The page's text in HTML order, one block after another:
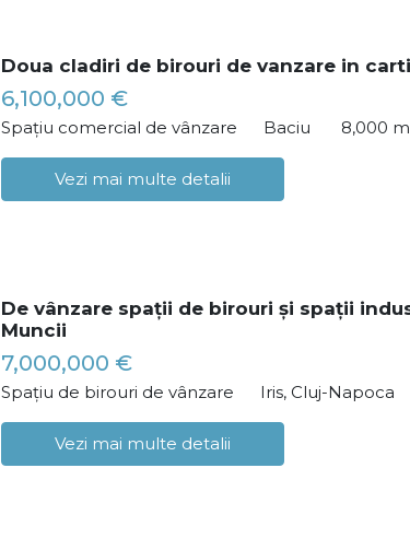
Doua cladiri de birouri de vanzare in
6,100,000 €
Spațiu comercial de vânzare Baciu 8,000
Vezi mai multe detalii
De vânzare spații de birouri și spații
Muncii
7,000,000 €
Spațiu de birouri de vânzare Iris, Cluj-Napoca
Vezi mai multe detalii